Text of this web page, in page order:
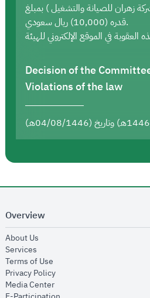
زهران للصيانة والتشغيل ) بمبلغ
قدره (10,000) ريال سعودي.
Decision of the
Violations of the law
Overview
About Us
Services
Terms of Use
Privacy Policyopens in new window
Media Centeropens in new window